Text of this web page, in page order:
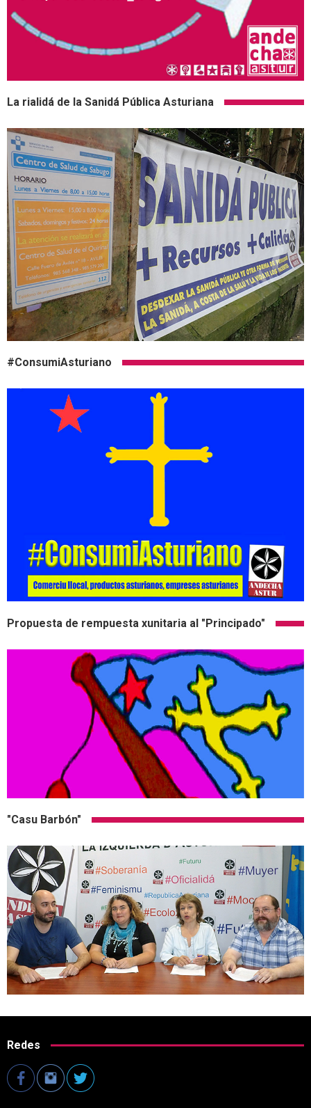
La rialidá de la Sanidá Pública Asturiana
#ConsumiAsturiano
Propuesta de rempuesta xunitaria al "Principado"
"Casu Barbón"
Redes